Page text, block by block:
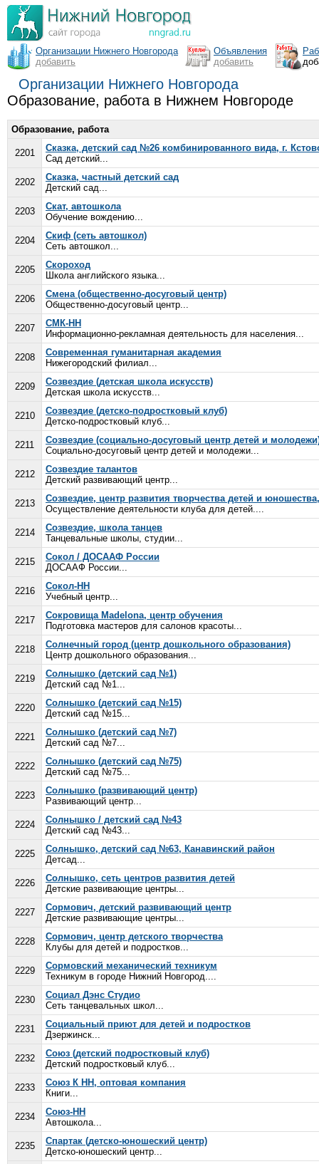
Организации Нижнего Новгорода
добавить
Объявления
добавить
Организации Нижнего Новгорода
Образование, работа в Нижнем Новгороде
Образование, работа
2201
Сказка, детский сад №26 комбинированного вида, г.
Сад детский...
2202
Сказка, частный детский сад
Детский сад...
2203
Скат, автошкола
Обучение вождению...
2204
Скиф (сеть автошкол)
Сеть автошкол...
2205
Скороход
Школа английского языка...
2206
Смена (общественно-досуговый центр)
Общественно-досуговый центр...
2207
СМК-НН
Информационно-рекламная деятельность для населения...
2208
Современная гуманитарная академия
Нижегородский филиал...
2209
Созвездие (детская школа искусств)
Детская школа искусств...
2210
Созвездие (детско-подростковый клуб)
Детско-подростковый клуб...
2211
Созвездие (социально-досуговый центр детей и
Социально-досуговый центр детей и молодежи...
2212
Созвездие талантов
Детский развивающий центр...
2213
Созвездие, центр развития творчества детей и
Осуществление деятельности клуба для детей....
2214
Созвездие, школа танцев
Танцевальные школы, студии...
2215
Сокол / ДОСААФ России
ДОСААФ России...
2216
Сокол-НН
Учебный центр...
2217
Сокровища Madelona, центр обучения
Подготовка мастеров для салонов красоты...
2218
Солнечный город (центр дошкольного образования)
Центр дошкольного образования...
2219
Солнышко (детский сад №1)
Детский сад №1...
2220
Солнышко (детский сад №15)
Детский сад №15...
2221
Солнышко (детский сад №7)
Детский сад №7...
2222
Солнышко (детский сад №75)
Детский сад №75...
2223
Солнышко (развивающий центр)
Развивающий центр...
2224
Солнышко / детский сад №43
Детский сад №43...
2225
Солнышко, детский сад №63, Канавинский район
Детсад...
2226
Солнышко, сеть центров развития детей
Детские развивающие центры...
2227
Сормович, детский развивающий центр
Детские развивающие центры...
2228
Сормович, центр детского творчества
Клубы для детей и подростков...
2229
Сормовский механический техникум
Техникум в городе Нижний Новгород....
2230
Социал Дэнс Студио
Сеть танцевальных школ...
2231
Социальный приют для детей и подростков
Дзержинск...
2232
Союз (детский подростковый клуб)
Детский подростковый клуб...
2233
Союз К НН, оптовая компания
Книги...
2234
Союз-НН
Автошкола...
2235
Спартак (детско-юношеский центр)
Детско-юношеский центр...